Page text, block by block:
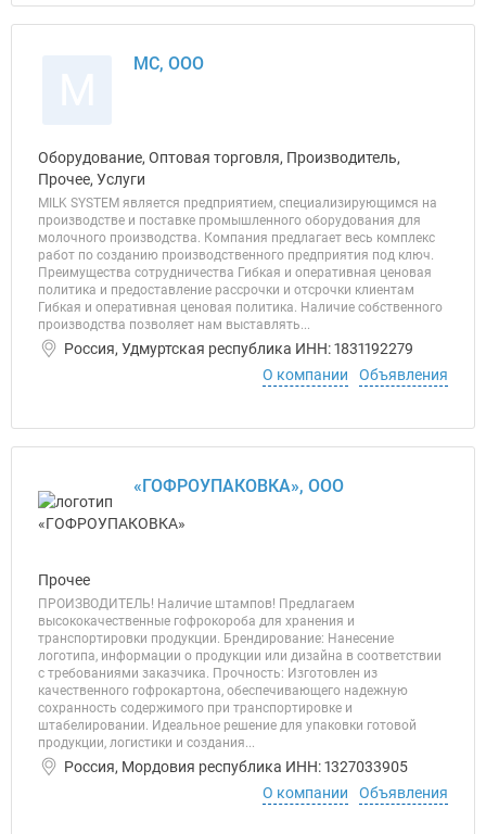
МС, ООО
Оборудование, Оптовая торговля, Производитель,
Прочее, Услуги
MILK SYSTEM является предприятием, специализирующимся на
производстве и поставке промышленного оборудования для
молочного производства. Компания предлагает весь комплекс
работ по созданию производственного предприятия под ключ.
Преимущества сотрудничества Гибкая и оперативная ценовая
политика и предоставление рассрочки и отсрочки клиентам
Гибкая и оперативная ценовая политика. Наличие собственного
производства позволяет нам выставлять...
Россия, Удмуртская республика ИНН: 1831192279
О компании
Объявления
«ГОФРОУПАКОВКА», ООО
Прочее
ПРОИЗВОДИТЕЛЬ! Наличие штампов! Предлагаем
высококачественные гофрокороба для хранения и
транспортировки продукции. Брендирование: Нанесение
логотипа, информации о продукции или дизайна в соответствии
с требованиями заказчика. Прочность: Изготовлен из
качественного гофрокартона, обеспечивающего надежную
сохранность содержимого при транспортировке и
штабелировании. Идеальное решение для упаковки готовой
продукции, логистики и создания...
Россия, Мордовия республика ИНН: 1327033905
О компании
Объявления